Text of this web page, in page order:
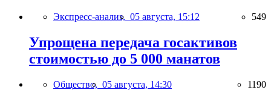
Экспресс-анализ, 05 августа, 15:12 549
Упрощена передача госактивов
стоимостью до 5 000 манатов
Общество, 05 августа, 14:30 1190